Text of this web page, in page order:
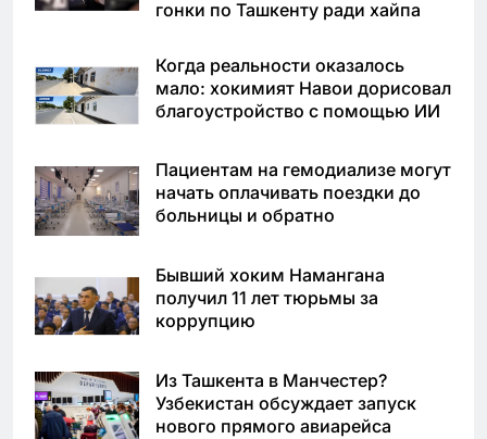
гонки по Ташкенту ради хайпа
Когда реальности оказалось
мало: хокимият Навои дорисовал
благоустройство с помощью ИИ
Пациентам на гемодиализе могут
начать оплачивать поездки до
больницы и обратно
Бывший хоким Намангана
получил 11 лет тюрьмы за
коррупцию
Из Ташкента в Манчестер?
Узбекистан обсуждает запуск
нового прямого авиарейса